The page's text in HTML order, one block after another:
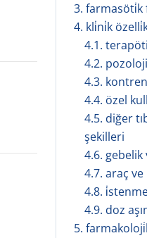
3. farmasöti̇k
4. kli̇ni̇k
4.1.
4.2.
4.3.
4.4. özel
4.5. diğer
şekilleri
4.6.
4.7. araç
4.8.
4.9. doz
5.